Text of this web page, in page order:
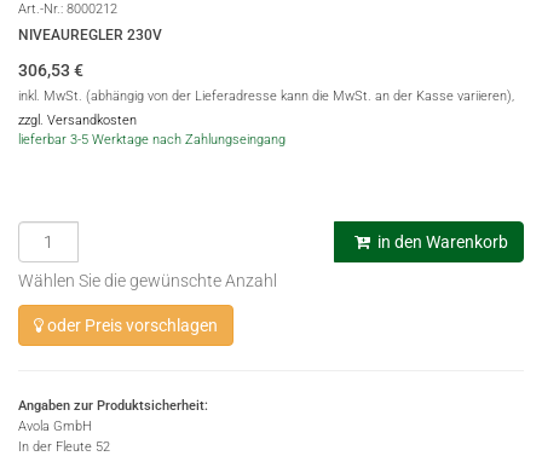
Art.-Nr.: 8000212
NIVEAUREGLER 230V
306,53 €
inkl. MwSt. (abhängig von der Lieferadresse kann die MwSt. an der Kasse variieren),
zzgl. Versandkosten
lieferbar 3-5 Werktage nach Zahlungseingang
in den Warenkorb
Wählen Sie die gewünschte Anzahl
oder Preis vorschlagen
Angaben zur Produktsicherheit:
Avola GmbH
In der Fleute 52